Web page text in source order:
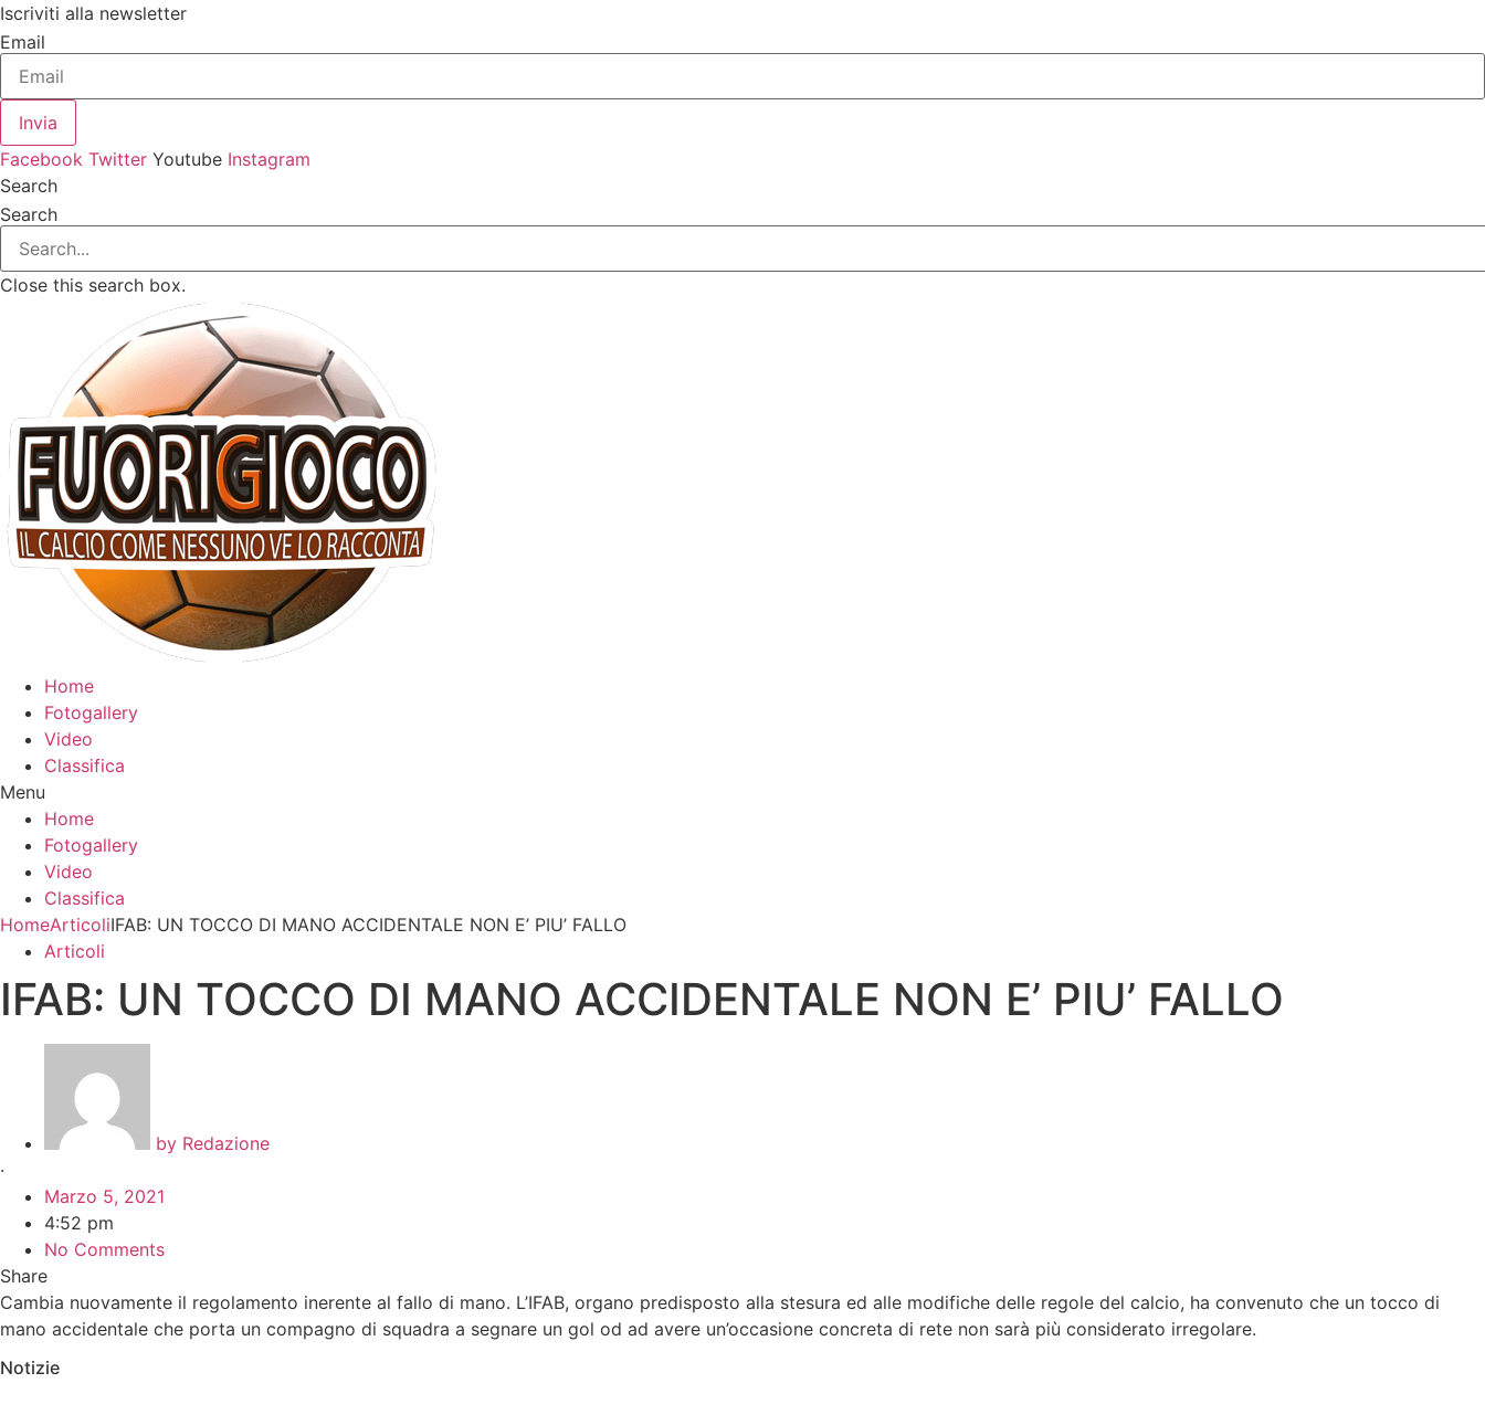
Vai
al
contenuto
Iscriviti alla newsletter
Email
Invia
Facebook Twitter Youtube Instagram
Search
Search
Close this search box.
Home
Fotogallery
Video
Classifica
Menu
Home
Fotogallery
Video
Classifica
HomeArticoliIFAB: UN TOCCO DI MANO ACCIDENTALE NON E’ PIU’ FALLO
Articoli
IFAB: UN TOCCO DI MANO ACCIDENTALE NON E’ PIU’ FALLO
by Redazione
·
Marzo 5, 2021
4:52 pm
No Comments
Share
Cambia nuovamente il regolamento inerente al fallo di mano. L’IFAB, organo predisposto alla stesura ed alle modifiche delle regole del calcio, ha convenuto che un tocco di
mano accidentale che porta un compagno di squadra a segnare un gol od ad avere un’occasione concreta di rete non sarà più considerato irregolare.
Notizie